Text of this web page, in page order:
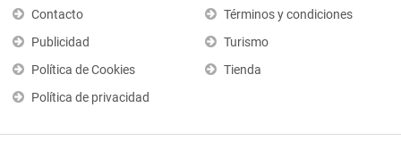
Contacto
Publicidad
Política de Cookies
Política de privacidad
Términos y condiciones
Turismo
Tienda